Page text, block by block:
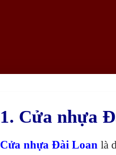
1. Cửa nhựa
Cửa nhựa Đài Loan là